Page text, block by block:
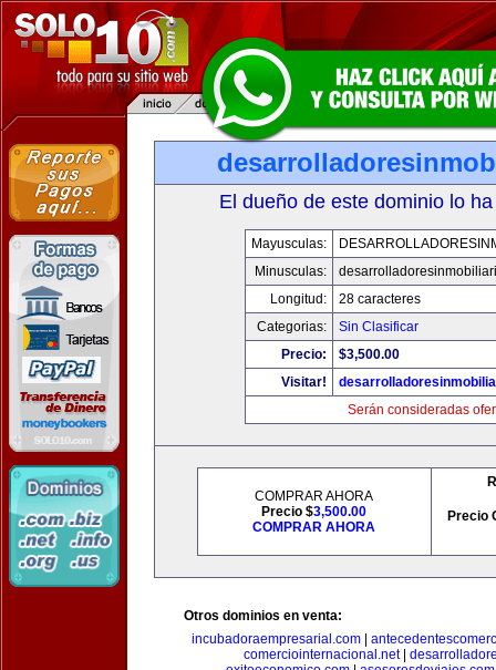
El dueño de este dominio lo
Mayusculas:
Minusculas:
Longitud:
28 caracteres
Categorias:
Sin Clasificar
Precio:
$3,500.00
Visitar!
Serán consideradas
COMPRAR AHORA
Precio $3,500.00
COMPRAR AHORA
Precio
Otros dominios en venta:
incubadoraempresarial.com
comerciointernacional.net|